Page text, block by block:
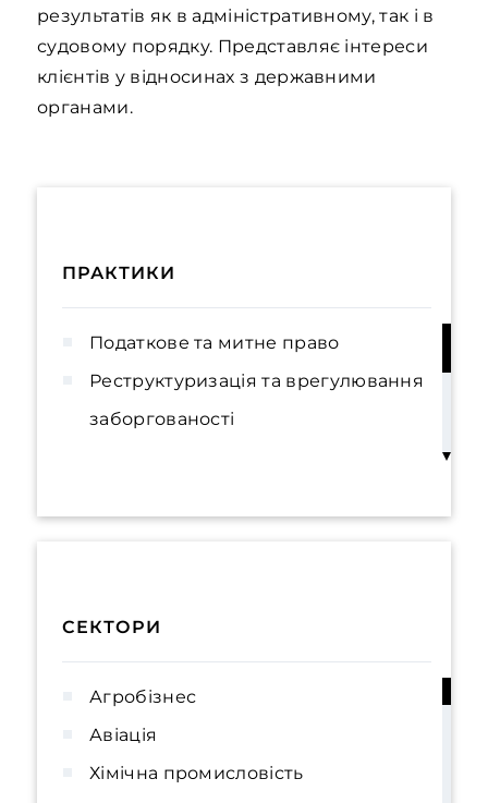
результатів як в адміністративному, так і в
судовому порядку. Представляє інтереси
клієнтів у відносинах з державними
органами.
ПРАКТИКИ
Податкове та митне право
Реструктуризація та врегулювання
заборгованості
та управління ризиками
СЕКТОРИ
Агробізнес
Авіація
Хімічна промисловість